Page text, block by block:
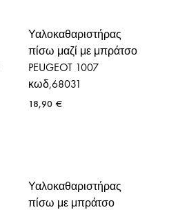
Υαλοκαθαριστήρας
πίσω μαζί με μπράτσο
PEUGEOT 1007
κωδ,68031
18,90 €
Υαλοκαθαριστήρας
πίσω με μπράτσο